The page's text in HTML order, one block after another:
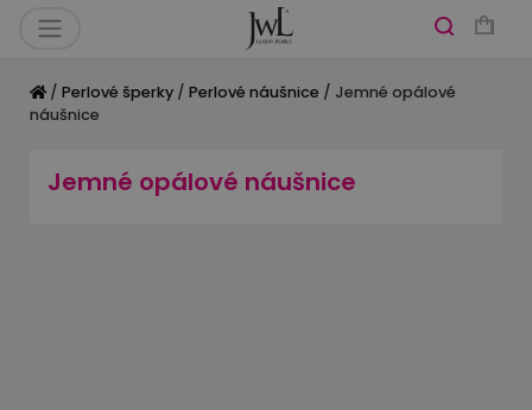
/ Perlové šperky / Perlové náušnice / Jemné opálové
náušnice
Jemné opálové náušnice